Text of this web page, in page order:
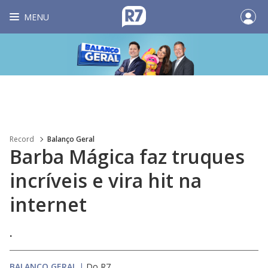
MENU
Record Balanço Geral
Barba Mágica faz truques
incríveis e vira hit na
internet
.